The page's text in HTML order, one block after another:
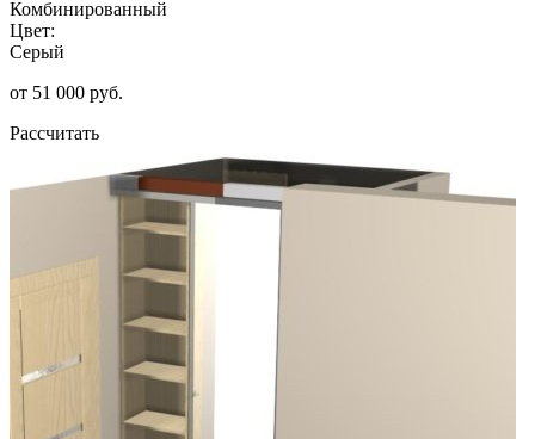
Комбинированный
Цвет:
Серый
от 51 000 руб.
Рассчитать